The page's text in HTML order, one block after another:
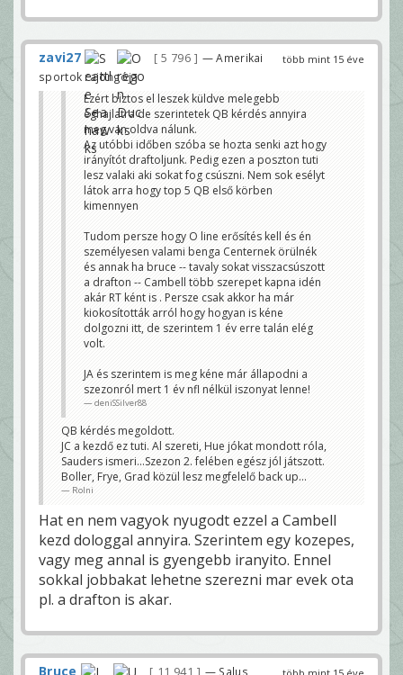
több mint 15 éve
zavi27 5 796
— Amerikai
sportok rajongója
Ezért biztos el leszek küldve melegebb
éghajlatra de szerintetek QB kérdés annyira
meg van oldva nálunk.
Az utóbbi időben szóba se hozta senki azt hogy
irányítót draftoljunk. Pedig ezen a poszton tuti
lesz valaki aki sokat fog csúszni. Nem sok esélyt
látok arra hogy top 5 QB első körben
kimennyen
Tudom persze hogy O line erősítés kell és én
személyesen valami benga Centernek örülnék
és annak ha bruce -- tavaly sokat visszacsúszott
a drafton -- Cambell több szerepet kapna idén
akár RT ként is . Persze csak akkor ha már
kiokosították arról hogy hogyan is kéne
dolgozni itt, de szerintem 1 év erre talán elég
volt.
JA és szerintem is meg kéne már állapodni a
szezonról mert 1 év nfl nélkül iszonyat lenne!
deniSSilver88
QB kérdés megoldott.
JC a kezdő ez tuti. Al szereti, Hue jókat mondott róla,
Sauders ismeri...Szezon 2. felében egész jól játszott.
Boller, Frye, Grad közül lesz megfelelő back up...
Rolni
Hat en nem vagyok nyugodt ezzel a Cambell
kezd dologgal annyira. Szerintem egy kozepes,
vagy meg annal is gyengebb iranyito. Ennel
sokkal jobbakat lehetne szerezni mar evek ota
pl. a drafton is akar.
Bruce — Salus